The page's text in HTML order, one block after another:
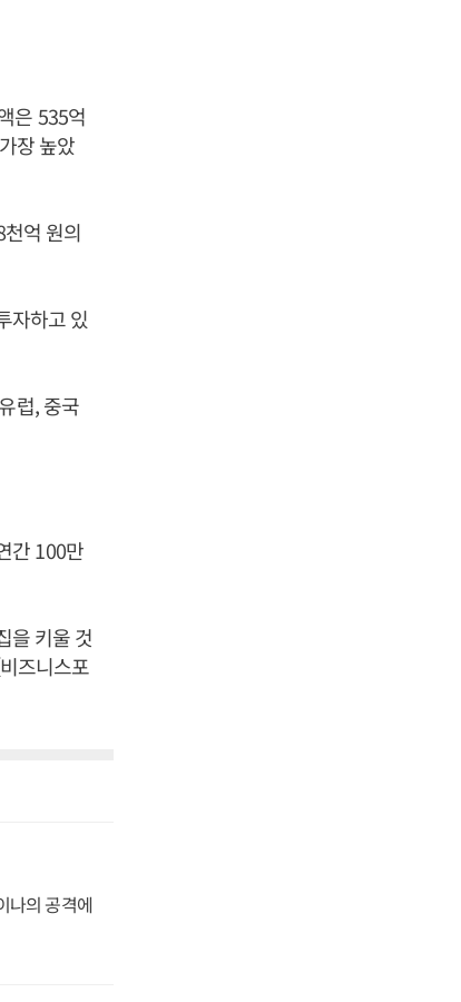
은 535억
장 높았
억 원의
자하고 있
럽, 중국
간 100만
을 키울 것
즈니스포
나의 공격에